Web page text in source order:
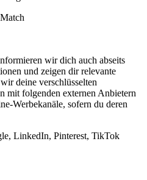
wir dich auch abseits
und zeigen dir relevante
deine verschlüsselten
mit folgenden externen Anbietern
Werbekanäle, sofern du deren
LinkedIn, Pinterest, TikTok